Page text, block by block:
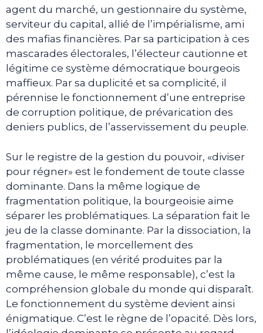
agent du marché, un gestionnaire du système,
serviteur du capital, allié de l’impérialisme, ami
des mafias financières. Par sa participation à ces
mascarades électorales, l’électeur cautionne et
légitime ce système démocratique bourgeois
maffieux. Par sa duplicité et sa complicité, il
pérennise le fonctionnement d’une entreprise
de corruption politique, de prévarication des
deniers publics, de l’asservissement du peuple.
Sur le registre de la gestion du pouvoir, «diviser
pour régner» est le fondement de toute classe
dominante. Dans la même logique de
fragmentation politique, la bourgeoisie aime
séparer les problématiques. La séparation fait le
jeu de la classe dominante. Par la dissociation, la
fragmentation, le morcellement des
problématiques (en vérité produites par la
même cause, le même responsable), c’est la
compréhension globale du monde qui disparaît.
Le fonctionnement du système devient ainsi
énigmatique. C’est le règne de l’opacité. Dès lors,